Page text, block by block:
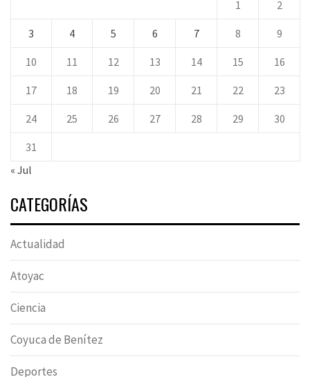
1
2
3 4 5 6 7 8 9
10 11 12 13 14 15 16
17 18 19 20 21 22 23
24 25 26 27 28 29 30
31
« Jul
CATEGORÍAS
Actualidad
Atoyac
Ciencia
Coyuca de Benítez
Deportes